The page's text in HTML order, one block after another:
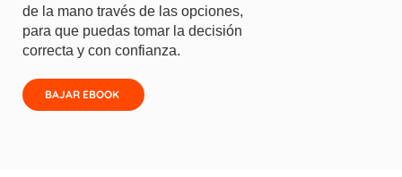
de la mano través de las opciones,
para que puedas tomar la decisión
correcta y con confianza.
BAJAR EBOOK